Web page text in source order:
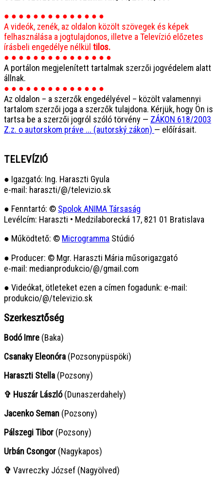
● ● ● ● ● ● ● ● ● ● ● ● ● ●
A videók, zenék, az oldalon közölt szövegek és képek
felhasználása a jogtulajdonos, illetve a Televízió előzetes
írásbeli engedélye nélkül tilos.
● ● ● ● ● ● ● ● ● ● ● ● ● ● ●
A portálon megjelenített tartalmak szerzői jogvédelem alatt
állnak.
● ● ● ● ● ● ● ● ● ● ● ● ● ●
Az oldalon – a szerzők engedélyével – közölt valamennyi
tartalom szerzői joga a szerzők tulajdona. Kérjük, hogy Ön is
tartsa be a szerzői jogról szóló törvény — ZÁKON 618/2003
Z.z. o autorskom práve ... (autorský zákon) — előírásait.
TELEVÍZIÓ
● Igazgató: Ing. Haraszti Gyula
e-mail: haraszti/@/televizio.sk
● Fenntartó: © Spolok ANIMA Társaság
Levélcím: Haraszti • Medzilaborecká 17, 821 01 Bratislava
● Működtető: © Microgramma Stúdió
● Producer: © Mgr. Haraszti Mária műsorigazgató
e-mail: medianprodukcio/@/gmail.com
● Videókat, ötleteket ezen a címen fogadunk: e-mail:
produkcio/@/televizio.sk
Szerkesztőség
Bodó Imre (Baka)
Csanaky Eleonóra (Pozsonypüspöki)
Haraszti Stella (Pozsony)
✞ Huszár László(Dunaszerdahely)
Jacenko Seman (Pozsony)
Pálszegi Tibor (Pozsony)
Urbán Csongor (Nagykapos)
✞ Vavreczky József (Nagyölved)